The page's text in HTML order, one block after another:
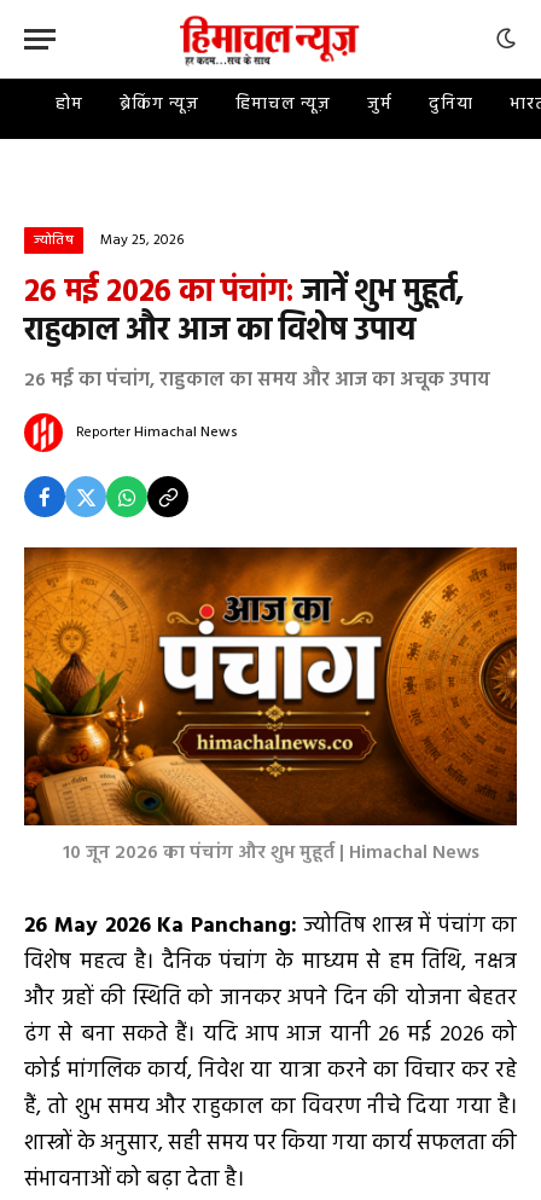
होम ब्रेकिंग न्यूज़ हिमाचल न्यूज़ जुर्म दुनिया
ज्योतिष May 25, 2026
26 मई 2026 का पंचांग:जानें शुभ मुहूर्त,
राहुकाल और आज का विशेष उपाय
26 मई का पंचांग, राहुकाल का समय और आज का अचूक उपाय
ReporterHimachal News
10 जून 2026 का पंचांग और शुभ मुहूर्त | Himachal News
26 May 2026 Ka Panchang: ज्योतिष शास्त्र में पंचांग का
विशेष महत्व है। दैनिक पंचांग के माध्यम से हम तिथि, नक्षत्र
और ग्रहों की स्थिति को जानकर अपने दिन की योजना बेहतर
ढंग से बना सकते हैं। यदि आप आज यानी 26 मई 2026 को
कोई मांगलिक कार्य, निवेश या यात्रा करने का विचार कर रहे
हैं, तो शुभ समय और राहुकाल का विवरण नीचे दिया गया है।
शास्त्रों के अनुसार, सही समय पर किया गया कार्य सफलता की
संभावनाओं को बढ़ा देता है।